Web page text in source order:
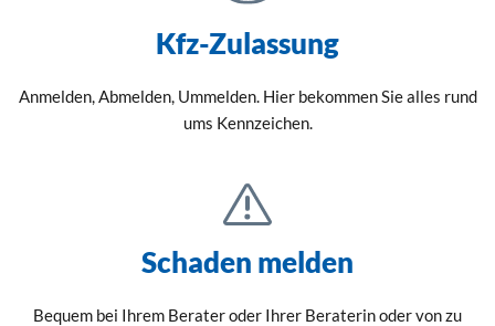
Kfz-Zulassung
Anmelden, Abmelden, Ummelden. Hier bekommen Sie alles rund
ums Kennzeichen.
Schaden melden
Bequem bei Ihrem Berater oder Ihrer Beraterin oder von zu